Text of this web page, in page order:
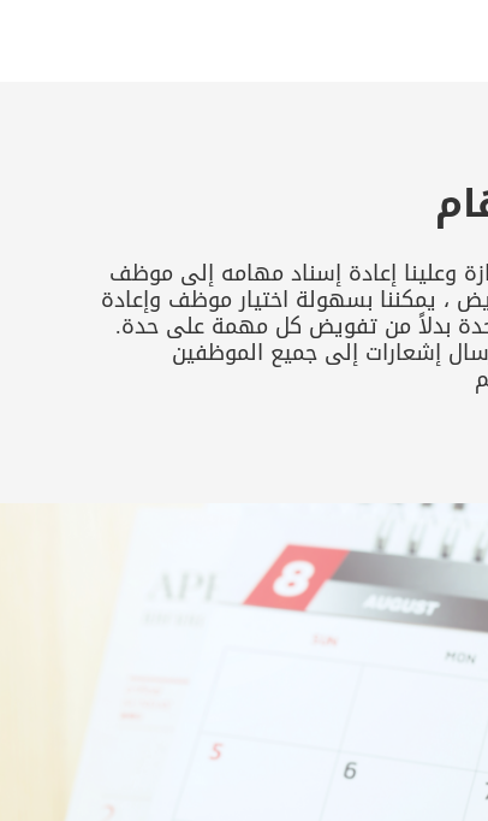
إعادة إسناد مهامه إلى موظف
، يمكننا بسهولة اختيار موظف وإعادة
بدلاً من تفويض كل مهمة على حدة.
إشعارات إلى جميع الموظفين